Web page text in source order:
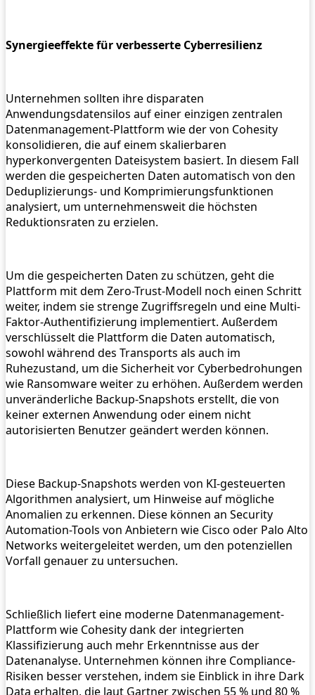
Synergieeffekte für verbesserte Cyberresilienz
Unternehmen sollten ihre disparaten
Anwendungsdatensilos auf einer einzigen zentralen
Datenmanagement-Plattform wie der von Cohesity
konsolidieren, die auf einem skalierbaren
hyperkonvergenten Dateisystem basiert. In diesem Fall
werden die gespeicherten Daten automatisch von den
Deduplizierungs- und Komprimierungsfunktionen
analysiert, um unternehmensweit die höchsten
Reduktionsraten zu erzielen.
Um die gespeicherten Daten zu schützen, geht die
Plattform mit dem Zero-Trust-Modell noch einen Schritt
weiter, indem sie strenge Zugriffsregeln und eine Multi-
Faktor-Authentifizierung implementiert. Außerdem
verschlüsselt die Plattform die Daten automatisch,
sowohl während des Transports als auch im
Ruhezustand, um die Sicherheit vor Cyberbedrohungen
wie Ransomware weiter zu erhöhen. Außerdem werden
unveränderliche Backup-Snapshots erstellt, die von
keiner externen Anwendung oder einem nicht
autorisierten Benutzer geändert werden können.
Diese Backup-Snapshots werden von KI-gesteuerten
Algorithmen analysiert, um Hinweise auf mögliche
Anomalien zu erkennen. Diese können an Security
Automation-Tools von Anbietern wie Cisco oder Palo Alto
Networks weitergeleitet werden, um den potenziellen
Vorfall genauer zu untersuchen.
Schließlich liefert eine moderne Datenmanagement-
Plattform wie Cohesity dank der integrierten
Klassifizierung auch mehr Erkenntnisse aus der
Datenanalyse. Unternehmen können ihre Compliance-
Risiken besser verstehen, indem sie Einblick in ihre Dark
Data erhalten, die laut Gartner zwischen 55 % und 80 %